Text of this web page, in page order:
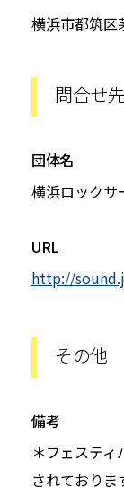
横浜市都筑区
問合せ先
団体名
横浜ロックサ
URL
http://
その他
備考
＊フェステ
されておりま